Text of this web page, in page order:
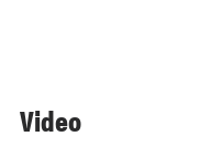
Video